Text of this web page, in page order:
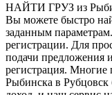
НАЙТИ ГРУЗ из
Вы можете быстро
заданным
регистрации. Для
подачи предложения
регистрация. Многие
Рыбинска в Рубцовск